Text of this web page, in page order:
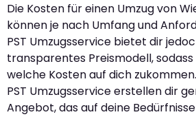
Die Kosten für einen Umzug von
können je nach Umfang und
PST Umzugsservice bietet dir
transparentes Preismodell,
welche Kosten auf dich
PST Umzugsservice erstellen dir
Angebot, das auf deine